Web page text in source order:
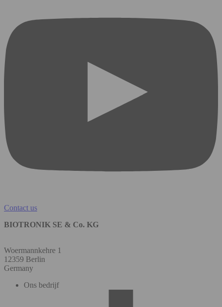
Contact us
BIOTRONIK SE & Co. KG
Woermannkehre 1
12359 Berlin
Germany
Ons bedrijf